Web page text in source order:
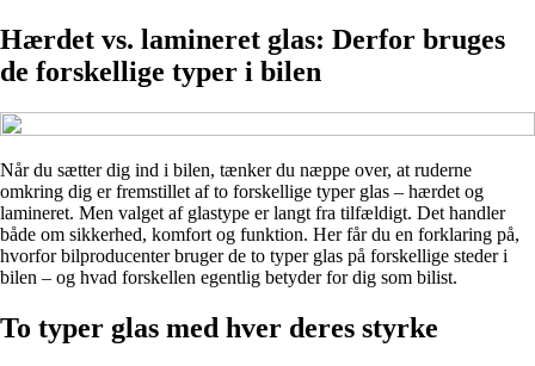
Hærdet vs. lamineret glas: Derfor bruges
de forskellige typer i bilen
Når du sætter dig ind i bilen, tænker du næppe over, at ruderne
omkring dig er fremstillet af to forskellige typer glas – hærdet og
lamineret. Men valget af glastype er langt fra tilfældigt. Det handler
både om sikkerhed, komfort og funktion. Her får du en forklaring på,
hvorfor bilproducenter bruger de to typer glas på forskellige steder i
bilen – og hvad forskellen egentlig betyder for dig som bilist.
To typer glas med hver deres styrke